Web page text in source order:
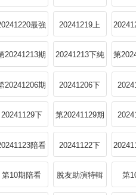
享
最強
哈團回顧特
20241219上
20241213期
下
20241213下純
享
第
陪看
20241206期
下純享
20241206下
20241129下 第20241129期
陪看Reaction
陪看
Reaction下
20241122下
第10期陪看 脫友助演特輯 第